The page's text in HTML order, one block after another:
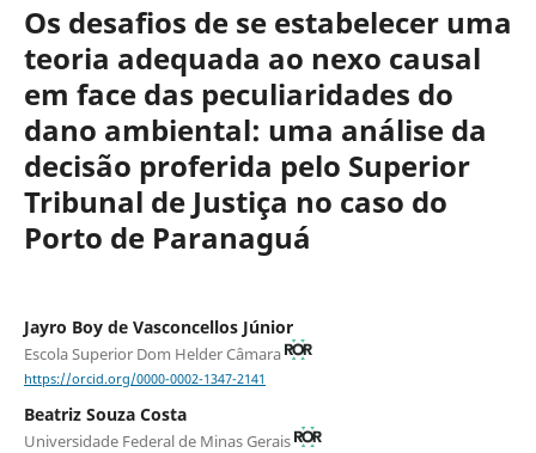
Os desafios de se estabelecer uma
teoria adequada ao nexo causal
em face das peculiaridades do
dano ambiental: uma análise da
decisão proferida pelo Superior
Tribunal de Justiça no caso do
Porto de Paranaguá
Jayro Boy de Vasconcellos Júnior
Escola Superior Dom Helder Câmara
https://orcid.org/0000-0002-1347-2141
Beatriz Souza Costa
Universidade Federal de Minas Gerais